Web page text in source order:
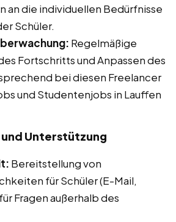
an die individuellen Bedürfnisse
Schüler.
Regelmäßige
Fortschritts und Anpassen des
bei diesen Freelancer
und Studentenjobs in Lauffen
Unterstützung
Bereitstellung von
für Schüler (E-Mail,
Fragen außerhalb des